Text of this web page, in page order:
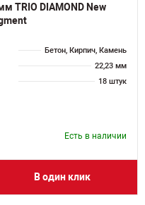
TRIO DIAMOND New
Бетон, Кирпич, Камень
22,23 мм
18 штук
Есть в наличии
В один клик